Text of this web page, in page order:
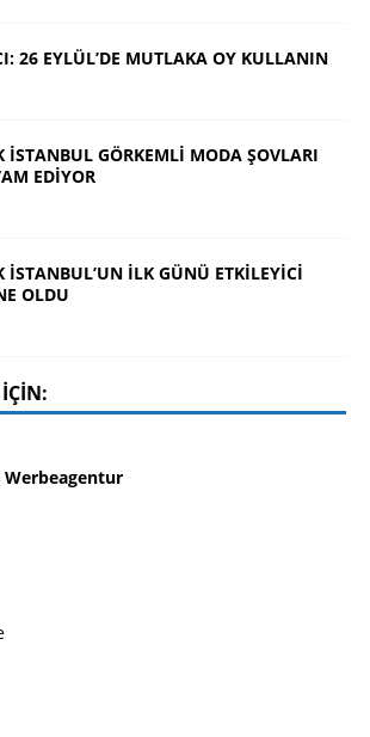
26 EYLÜL’DE MUTLAKA OY KULLANIN
İSTANBUL GÖRKEMLİ MODA ŞOVLARI
EDİYOR
İSTANBUL’UN İLK GÜNÜ ETKİLEYİCİ
OLDU
Werbeagentur